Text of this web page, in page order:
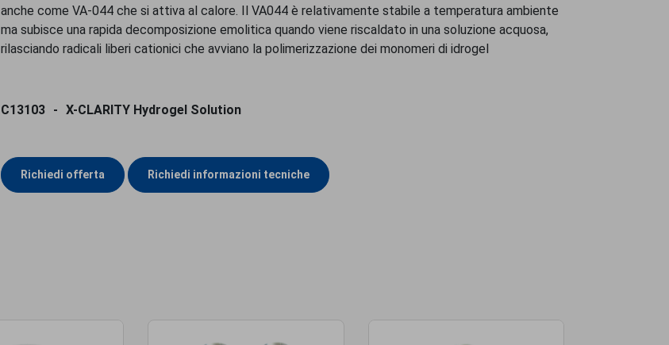
anche come VA-044 che si attiva al calore. Il VA044 è relativamente stabile a temperatura ambiente
ma subisce una rapida decomposizione emolitica quando viene riscaldato in una soluzione acquosa,
rilasciando radicali liberi cationici che avviano la polimerizzazione dei monomeri di idrogel
C13103 X-CLARITY Hydrogel Solution
Richiedi offerta Richiedi informazioni tecniche